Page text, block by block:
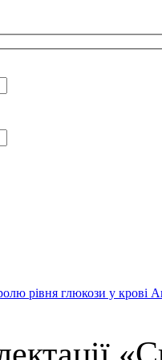
рівня глюкози у крові